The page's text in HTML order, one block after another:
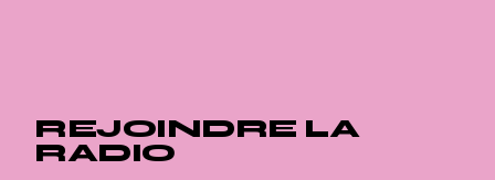
REJOINDRE LA
RADIO